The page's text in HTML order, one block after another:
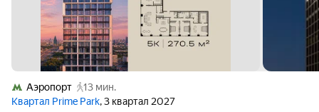
Аэропорт
13 мин.
Квартал Prime Park, 3 квартал 2027